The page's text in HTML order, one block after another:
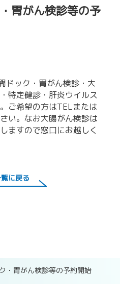
胃がん検診等の予
ドック・胃がん検診・大
特定健診・肝炎ウイルス
ご希望の方はTELまたは
い。なお大腸がん検診は
ますので窓口にお越しく
に戻る
・胃がん検診等の予約開始